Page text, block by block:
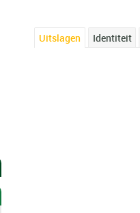
Uitslagen Identiteit